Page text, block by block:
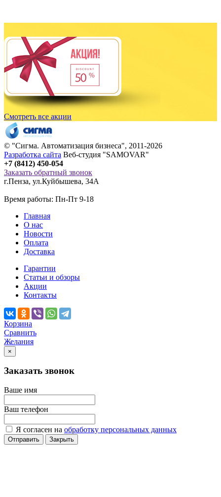
Смотреть все акции
© "Сигма. Автоматизация бизнеса", 2011-2026
Разработка сайта Веб-студия "SAMOVAR"
+7 (8412) 450-054
Заказать обратный звонок
г.Пенза, ул.Куйбышева, 34А
Время работы: Пн-Пт 9-18
Главная
О нас
Новости
Оплата
Доставка
Гарантии
Статьи и обзоры
Акции
Контакты
Корзина
Сравнить
Желания
×
Заказать звонок
Ваше имя
Ваш телефон
Я согласен на обработку персональных данных
Отправить Закрыть